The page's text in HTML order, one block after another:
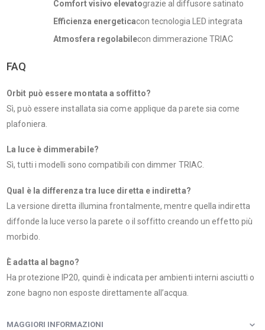
Comfort visivo elevatograzie al diffusore satinato
Efficienza energeticacon tecnologia LED integrata
Atmosfera regolabilecon dimmerazione TRIAC
FAQ
Orbit può essere montata a soffitto?
Sì, può essere installata sia come applique da parete sia come
plafoniera.
La luce è dimmerabile?
Sì, tutti i modelli sono compatibili con dimmer TRIAC.
Qual è la differenza tra luce diretta e indiretta?
La versione diretta illumina frontalmente, mentre quella indiretta
diffonde la luce verso la parete o il soffitto creando un effetto più
morbido.
È adatta al bagno?
Ha protezione IP20, quindi è indicata per ambienti interni asciutti o
zone bagno non esposte direttamente all’acqua.
MAGGIORI INFORMAZIONI